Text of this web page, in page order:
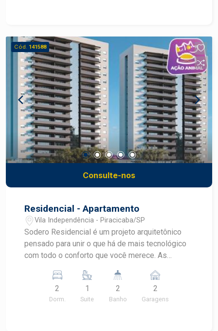
Cód. 141588
Consulte-nos
Residencial - Apartamento
Vila Independência - Piracicaba/SP
Sodero Residencial é um projeto arquitetônico
pensado para unir o que há de mais tecnológico
com todo o conforto que você merece. As
gente menos espera. Apresentamos o Sodero,
novo e moderno empreendimento da Franzolin.
Com duas torres, apartamentos de 2 ou 3
2
Dorm.
1
Suite
2
Banho
2
Garagens